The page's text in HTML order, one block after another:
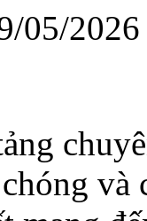
05/2026